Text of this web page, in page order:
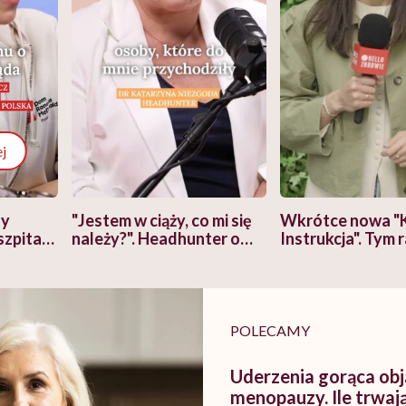
"Jestem w ciąży, co mi się
należy?". Headhunter o
pracy
Wkrótce nowa
Instrukcja". Tym
POLECAMY
Uderzenia gorąca
menopauzy. Ile